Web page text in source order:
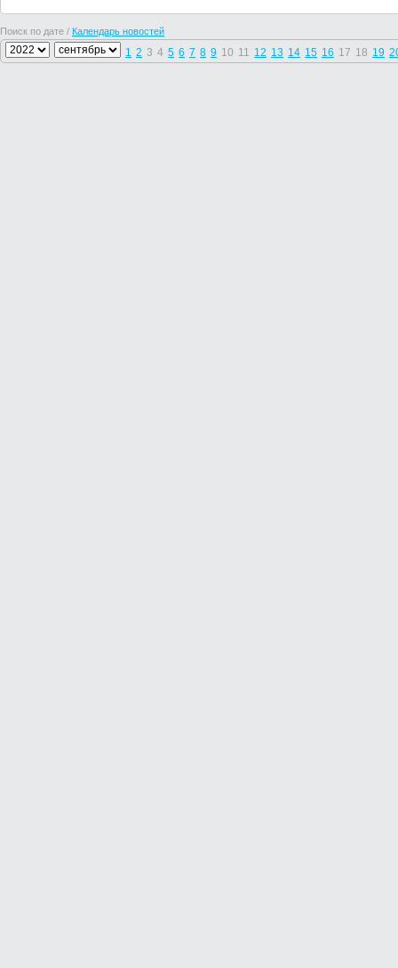
Поиск по дате / Календарь новостей
1 2 3 4 5 6 7 8 9 10 11 12 13 14 15 16 17 18 19